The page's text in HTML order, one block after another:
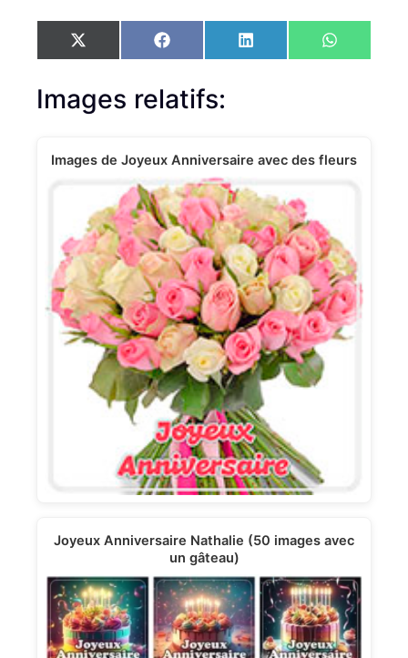
S
h
r
e
o
X
(
w
i
t
r
S
h
r
e
F
a
e
b
S
h
L
i
S
h
W
h
Images relatifs:
Images de Joyeux Anniversaire avec des fleurs
Joyeux Anniversaire Nathalie (50 images avec
un gâteau)